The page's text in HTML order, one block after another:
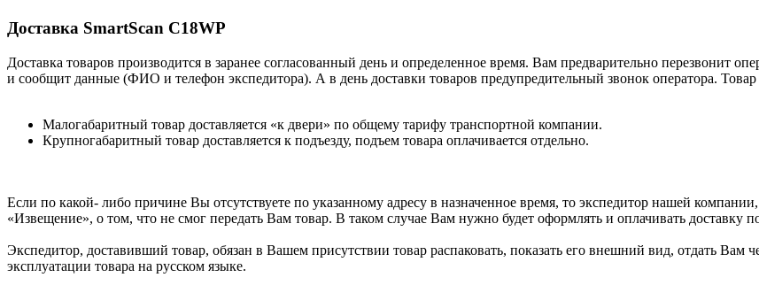
Доставка SmartScan C18WP
Доставка товаров производится в заранее согласованный день и определенное время. Вам предварительно перезвонит
и сообщит данные (ФИО и телефон экспедитора). А в день доставки товаров предупредительный звонок оператора. Товар
Малогабаритный товар доставляется «к двери» по общему тарифу транспортной компании.
Крупногабаритный товар доставляется к подъезду, подъем товара оплачивается отдельно.
Если по какой- либо причине Вы отсутствуете по указанному адресу в назначенное время, то экспедитор нашей
«Извещение», о том, что не смог передать Вам товар. В таком случае Вам нужно будет оформлять и оплачивать доставку
Экспедитор, доставивший товар, обязан в Вашем присутствии товар распаковать, показать его внешний вид, отдать
эксплуатации товара на русском языке.